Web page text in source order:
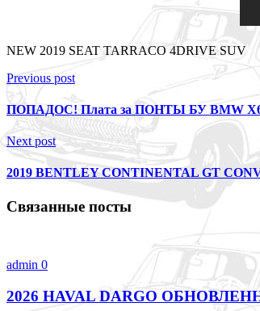
NEW 2019 SEAT TARRACO 4DRIVE SUV
Previous post
ПОПАДОС! Плата за ПОНТЫ БУ BMW
Next post
2019 BENTLEY CONTINENTAL GT
Связанные посты
admin 0
2026 HAVAL DARGO